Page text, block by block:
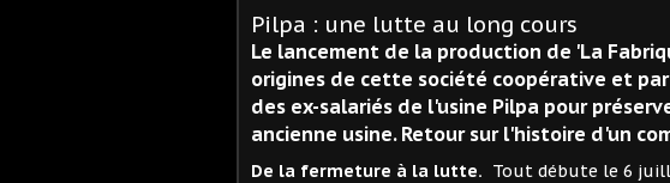
Pilpa : une lutte au long cours
Le lancement de la production de 'La
origines de cette société coopérative et
des ex-salariés de l'usine Pilpa pour
ancienne usine. Retour sur l'histoire d'un
De la fermeture à la lutte. Tout débute le 6